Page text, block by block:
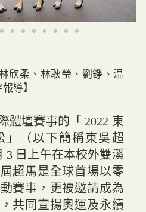
欣柔、林耿瑩、劉錚、温
導】
體壇賽事的「 2022 東
」（以下簡稱東吳超
3 日上午在本校外雙溪
超馬是全球首場以零
賽事，更被邀請成為
共同宣揚奧運及永續